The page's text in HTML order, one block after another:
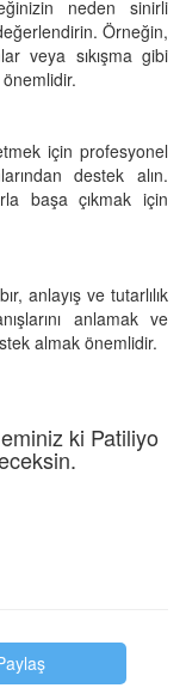
neden sinirli
Örneğin,
veya sıkışma gibi
önemlidir.
için profesyonel
destek alın.
başa çıkmak için
anlayış ve tutarlılık
anlamak ve
almak önemlidir.
ki Patiliyo